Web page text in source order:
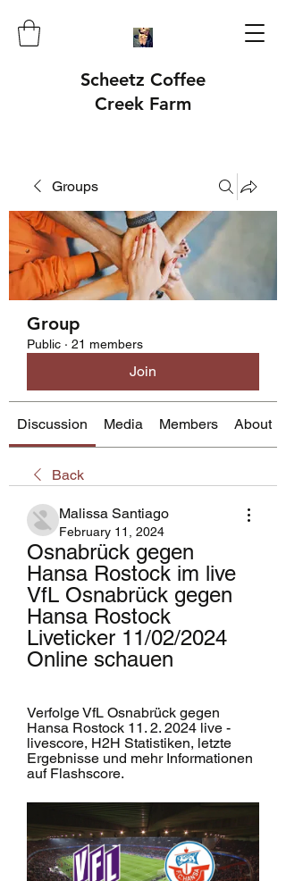
Scheetz Coffee
Creek Farm
Groups
Group
Public · 21 members
Join
Discussion Media Members About
Back
Malissa Santiago
February 11, 2024
Osnabrück gegen
Hansa Rostock im live
VfL Osnabrück gegen
Hansa Rostock
Liveticker 11/02/2024
Online schauen
Verfolge VfL Osnabrück gegen
Hansa Rostock 11. 2. 2024 live -
livescore, H2H Statistiken, letzte
Ergebnisse und mehr Informationen
auf Flashscore.